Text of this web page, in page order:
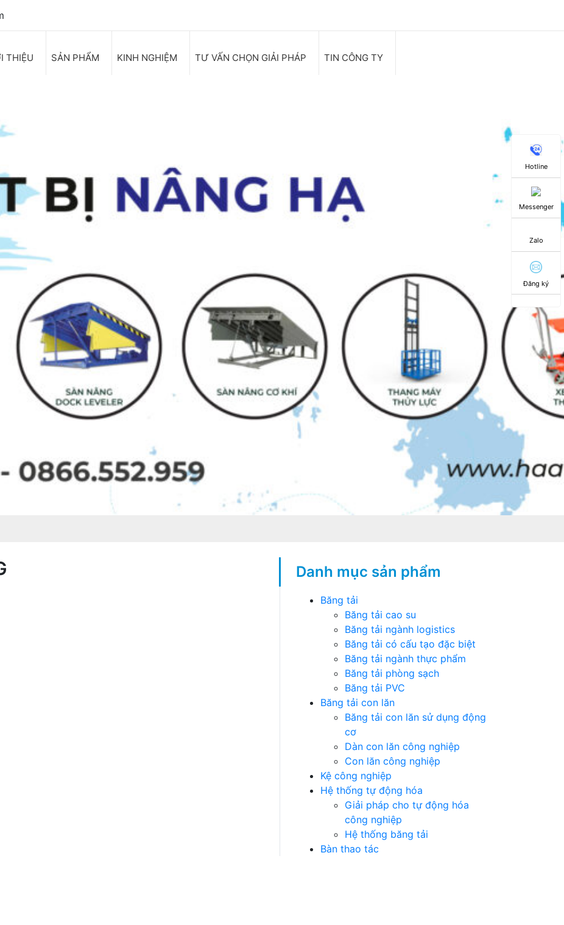
THIỆU SẢN PHẨM KINH NGHIỆM TƯ VẤN CHỌN GIẢI PHÁP TIN CÔNG TY
Danh mục sản phẩm
Băng tải
Băng tải cao su
Băng tải ngành logistics
Băng tải có cấu tạo đặc biệt
Băng tải ngành thực phẩm
Băng tải phòng sạch
Băng tải PVC
Băng tải con lăn
Băng tải con lăn sử dụng động
cơ
Dàn con lăn công nghiệp
Con lăn công nghiệp
Kệ công nghiệp
Hệ thống tự động hóa
Giải pháp cho tự động hóa
công nghiệp
Hệ thống băng tải
Bàn thao tác
Hotline
Messenger
Zalo
Đăng ký